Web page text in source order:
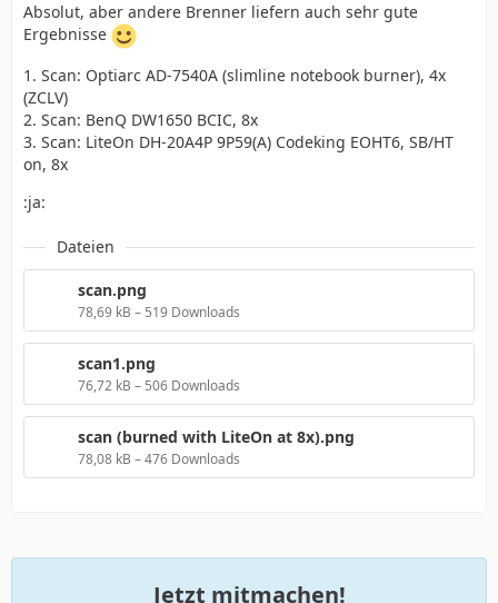
Absolut, aber andere Brenner liefern auch sehr gute
Ergebnisse
1. Scan: Optiarc AD-7540A (slimline notebook burner), 4x
(ZCLV)
2. Scan: BenQ DW1650 BCIC, 8x
3. Scan: LiteOn DH-20A4P 9P59(A) Codeking EOHT6, SB/HT
on, 8x
:ja:
Dateien
scan.png
78,69 kB – 519 Downloads
scan1.png
76,72 kB – 506 Downloads
scan (burned with LiteOn at 8x).png
78,08 kB – 476 Downloads
Jetzt mitmachen!